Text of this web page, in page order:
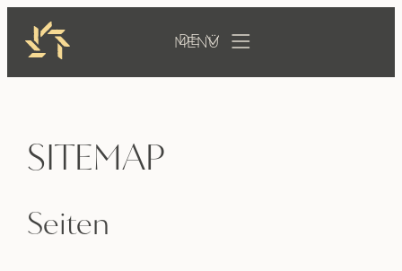
DE
SITEMAP
Seiten